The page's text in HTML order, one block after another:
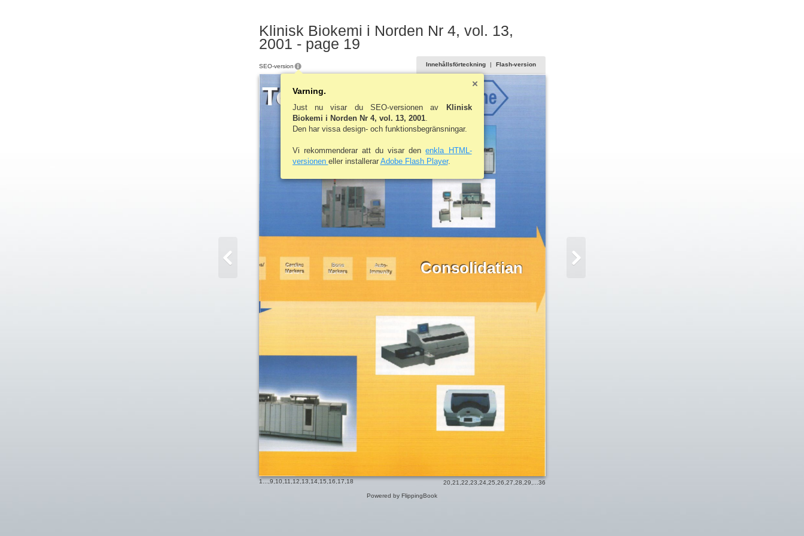
Klinisk Biokemi i Norden Nr 4, vol. 13,
2001 - page 19
Toget her
Cardiac Bone
Auto-
Markers
Markers Immunity Consolidatian
SEO-version
Varning.
Just nu visar du SEO-versionen av Klinisk
Biokemi i Norden Nr 4, vol. 13, 2001.
Den har vissa design- och funktionsbegränsningar.
Vi rekommenderar att du visar denenkla HTML-
versionen eller installerar Adobe Flash Player.
Innehållsförteckning | Flash-version
1...,9,10,11,12,13,14,15,16,17,18 20 21 22 23 24, 25 26 27 28 29
36
Powered by FlippingBook